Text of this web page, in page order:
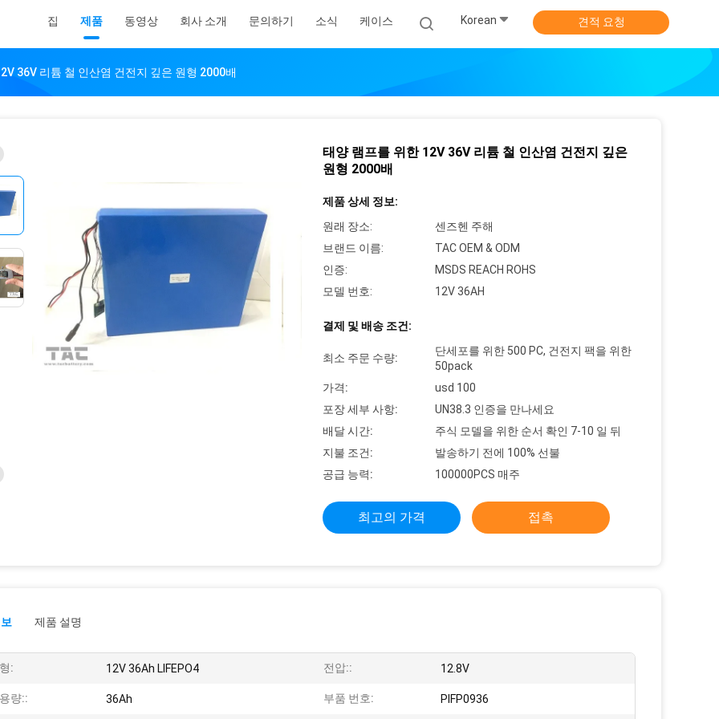
집 제품 동영상 회사 소개 문의하기 소식 케이스 Korean 견적 요청
36V 리튬 철 인산염 건전지 깊은 원형 2000배
태양 램프를 위한 12V 36V 리튬 철 인산염 건전지 깊은
원형 2000배
제품 상세 정보:
원래 장소:
센즈헨 주해
브랜드 이름:
TAC OEM & ODM
인증:
MSDS REACH ROHS
모델 번호:
12V 36AH
결제 및 배송 조건:
최소 주문 수량:
단세포를 위한 500 PC, 건전지 팩을 위한
50pack
가격:
usd 100
포장 세부 사항:
UN38.3 인증을 만나세요
배달 시간:
주식 모델을 위한 순서 확인 7-10 일 뒤
지불 조건:
발송하기 전에 100% 선불
공급 능력:
100000PCS 매주
최고의 가격 접촉
제품 설명
: 12V 36Ah LIFEPO4 전압:: 12.8V
량:: 36Ah 부품 번호: PIFP0936